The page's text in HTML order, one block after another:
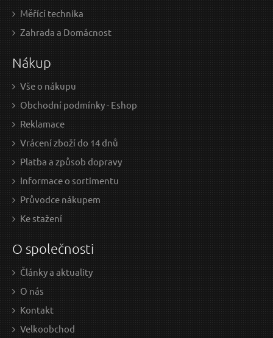
Měřící technika
Zahrada a Domácnost
Nákup
Vše o nákupu
Obchodní podmínky - Eshop
Reklamace
Vrácení zboží do 14 dnů
Platba a způsob dopravy
Informace o sortimentu
Průvodce nákupem
Ke stažení
O společnosti
Články a aktuality
O nás
Kontakt
Velkoobchod